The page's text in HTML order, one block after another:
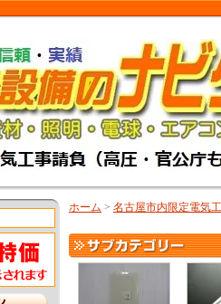
ホーム > 名古屋市内限定電気